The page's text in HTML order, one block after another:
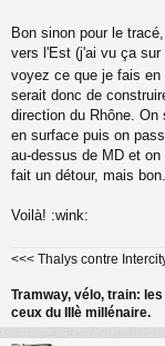
Bon sinon pour le
vers l'Est (j'ai vu ça sur
voyez ce que je fais en
serait donc de
direction du Rhône.
en surface puis on
au-dessus de MD et
fait un détour, mais
Voilà! :wink:
<<< Thalys contre
Tramway, vélo, train:
ceux du IIIè millénaire.